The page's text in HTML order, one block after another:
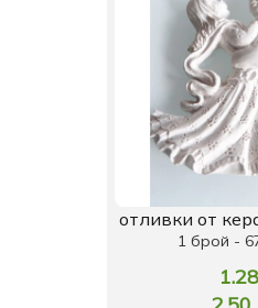
отливки от
1 брой -